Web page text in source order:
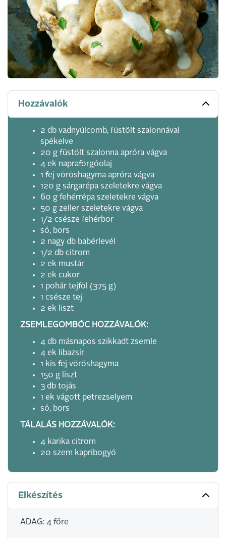
Hozzávalók
2 db vadnyúlcomb, füstölt szalonnával
spékelve
20 g füstölt szalonna apróra vágva
4 ek napraforgóolaj
1 fej vöröshagyma apróra vágva
120 g sárgarépa szeletekre vágva
60 g fehérrépa szeletekre vágva
50 g zeller szeletekre vágva
1/2 csésze fehérbor
só, bors
2 nagy db babérlevél
1/2 db citrom
2 ek mustár
2 ek cukor
1 pohár tejföl (375 g)
1 csésze tej
2 ek liszt
ZSEMLEGOMBÓC HOZZÁVALÓK:
4 db másnapos szikkadt zsemle
4 ek libazsír
1 kis fej vöröshagyma
150 g liszt
3 db tojás
1 ek vágott petrezselyem
só, bors
TÁLALÁS HOZZÁVALÓK:
4 karika citrom
20 szem kapribogyó
Elkészítés
ADAG: 4 főre